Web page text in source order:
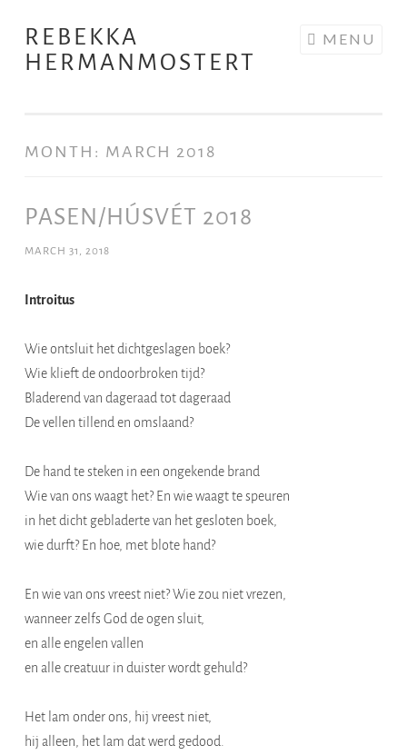
Skip
to
REBEKKA
HERMANMOSTERT
MENU
MONTH: MARCH 2018
PASEN/HÚSVÉT 2018
MARCH 31, 2018
Introitus
Wie ontsluit het dichtgeslagen boek?
Wie klieft de ondoorbroken tijd?
Bladerend van dageraad tot dageraad
De vellen tillend en omslaand?
De hand te steken in een ongekende brand
Wie van ons waagt het? En wie waagt te speuren
in het dicht gebladerte van het gesloten boek,
wie durft? En hoe, met blote hand?
En wie van ons vreest niet? Wie zou niet vrezen,
wanneer zelfs God de ogen sluit,
en alle engelen vallen
en alle creatuur in duister wordt gehuld?
Het lam onder ons, hij vreest niet,
hij alleen, het lam dat werd gedood.